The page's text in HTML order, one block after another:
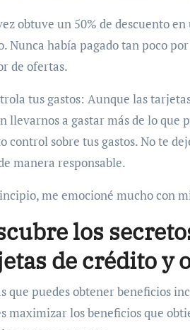
obtuve un 50% de descuento
Nunca había pagado tan poco
de ofertas.
tus gastos: Aunque las
llevarnos a gastar más de lo que
control sobre tus gastos. No te
manera responsable.
me emocioné mucho con
los
de crédito y
que puedes obtener beneficios
maximizar los beneficios que